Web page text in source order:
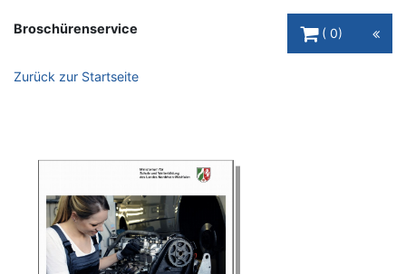
Broschürenservice
0
Zurück zur Startseite